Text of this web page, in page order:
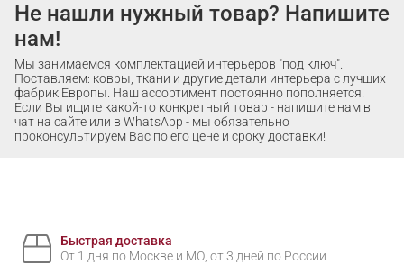
Не нашли нужный товар? Напишите
нам!
Мы занимаемся комплектацией интерьеров "под ключ".
Поставляем: ковры, ткани и другие детали интерьера с лучших
фабрик Европы. Наш ассортимент постоянно пополняется.
Если Вы ищите какой-то конкретный товар - напишите нам в
чат на сайте или в WhatsApp - мы обязательно
проконсультируем Вас по его цене и сроку доставки!
Быстрая доставка
От 1 дня по Москве и МО, от 3 дней по России